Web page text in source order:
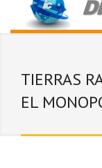
TIERRAS
EL